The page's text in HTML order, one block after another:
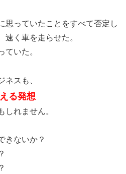
思っていたことをすべて否定し
く車を走らせた。
いた。
スも、
る発想
れません。
きないか？